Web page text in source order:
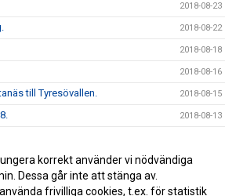
2018-08-23
2018-08-22
2018-08-18
2018-08-16
till Tyresövallen. 2018-08-15
2018-08-13
2018-02-03
klar för 2020 !
korrekt använder vi nödvändiga
Dessa går inte att stänga av.
frivilliga cookies, t.ex. för statistik